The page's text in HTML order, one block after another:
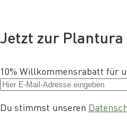
Jetzt zur Plantura
10% Willkommensrabatt für
Du stimmst unseren